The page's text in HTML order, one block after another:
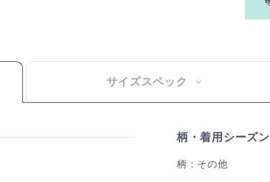
サイズスペック
柄・着用シーズン
柄：その他